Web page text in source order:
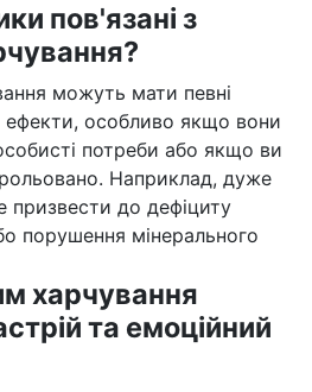
пов'язані з
можуть мати певні
ефекти, особливо якщо вони
потреби або якщо ви
Наприклад, дуже
до дефіциту
порушення мінерального
харчування
та емоційний